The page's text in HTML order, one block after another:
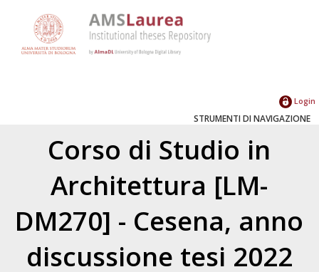
Login
STRUMENTI DI NAVIGAZIONE
Corso di Studio in
Architettura [LM-
DM270] - Cesena, anno
discussione tesi 2022